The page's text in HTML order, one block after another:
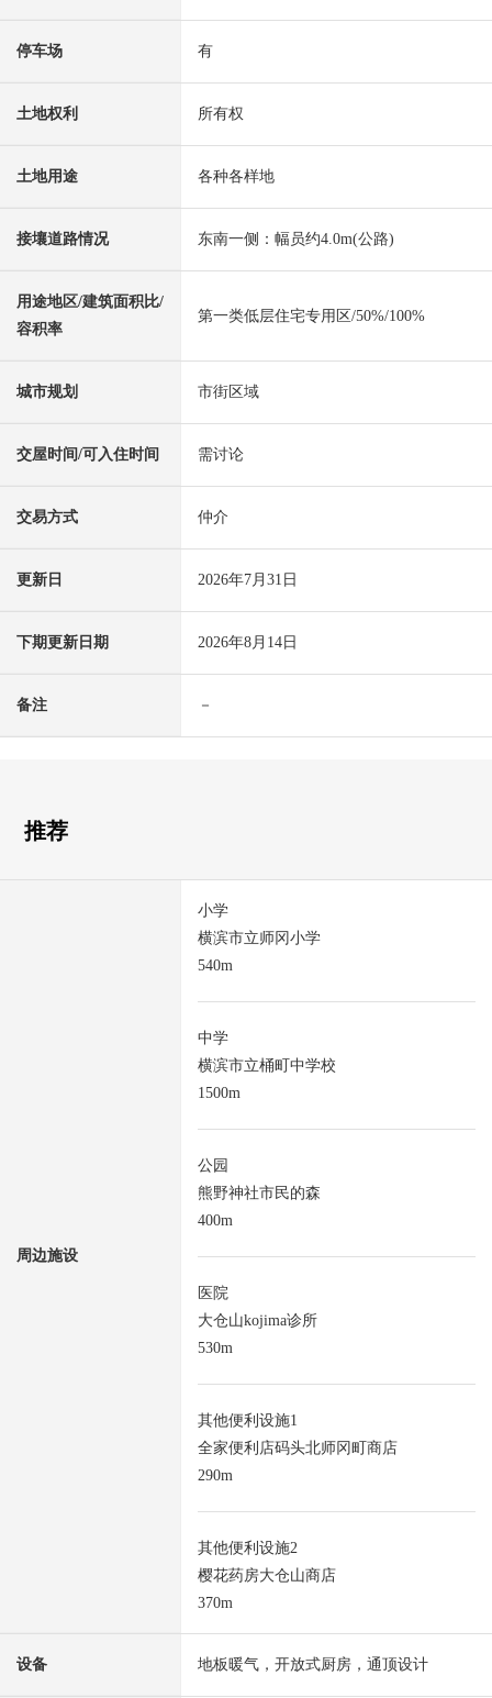
停车场 有
土地权利 所有权
土地用途 各种各样地
接壤道路情况 东南一侧：幅员约4.0m(公路)
用途地区/建筑面积比/
容积率
第一类低层住宅专用区/50%/100%
城市规划 市街区域
交屋时间/可入住时间 需讨论
交易方式 仲介
更新日 2026年7月31日
下期更新日期 2026年8月14日
备注 －
推荐
周边施设
小学
横滨市立师冈小学
540m
中学
横滨市立桶町中学校
1500m
公园
熊野神社市民的森
400m
医院
大仓山kojima诊所
530m
其他便利设施1
全家便利店码头北师冈町商店
290m
其他便利设施2
樱花药房大仓山商店
370m
设备 地板暖气，开放式厨房，通顶设计